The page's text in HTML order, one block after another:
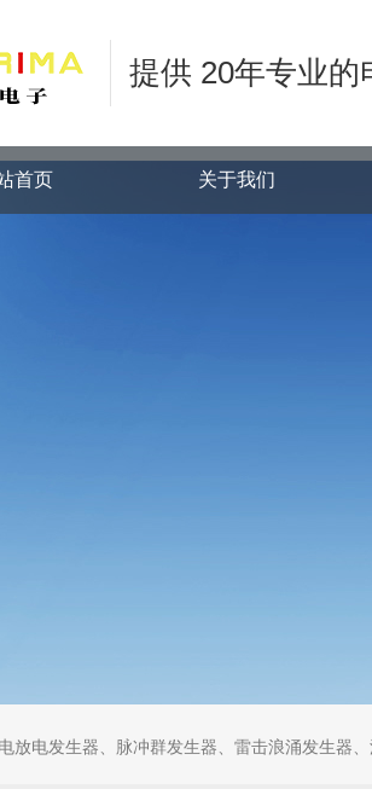
提供 20年专业
首页 关于我们
放电发生器、脉冲群发生器、雷击浪涌发生器、汽车干扰模拟器、组